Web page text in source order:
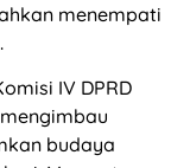
menempati
IV DPRD
budaya